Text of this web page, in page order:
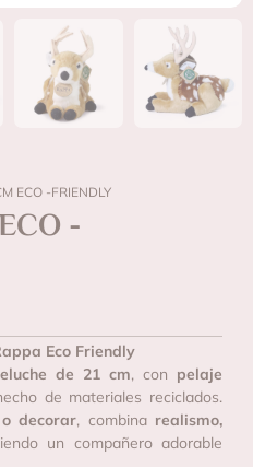
ECO -FRIENDLY
-
Eco Friendly
de 21 cm, con pelaje
de materiales reciclados.
decorar, combina realismo,
un compañero adorable